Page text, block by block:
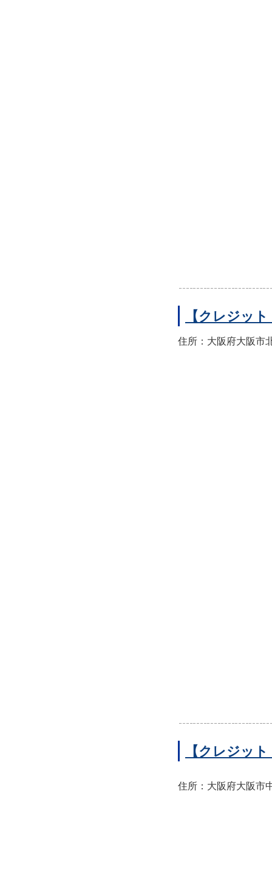
【クレジッ
住所：大阪府大阪市
【クレジッ
住所：大阪府大阪市